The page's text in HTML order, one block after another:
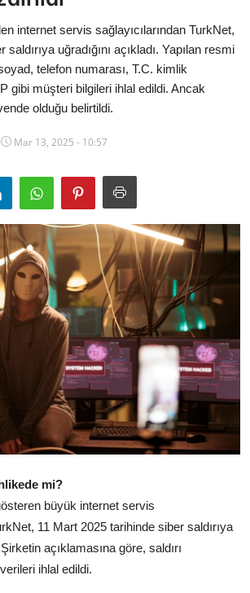
Üst Kurullar
internet servis sağlayıcılarından TurkNet,
uğradığını açıkladı. Yapılan resmi
telefon numarası, T.C. kimlik
gibi müşteri bilgileri ihlal edildi. Ancak
olduğu belirtildi.
Mar 13, 2025 - 10:57
mi?
büyük internet servis
11 Mart 2025 tarihinde siber saldırıya
açıklamasına göre, saldırı
ihlal edildi.